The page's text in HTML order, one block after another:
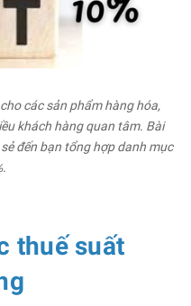
các sản phẩm hàng hóa,
khách hàng quan tâm. Bài
đến bạn tổng hợp danh mục
thuế suất